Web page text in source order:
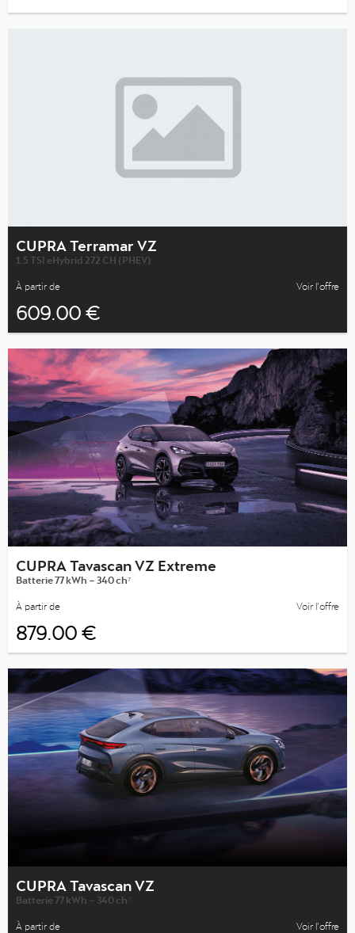
CUPRA Terramar VZ
1.5 TSI eHybrid 272 CH (PHEV)
À partir de
609.00 €
Voir l’offre
CUPRA Tavascan VZ Extreme
Batterie 77 kWh – 340 ch⁷
À partir de
879.00 €
Voir l’offre
CUPRA Tavascan VZ
Batterie 77 kWh – 340 ch⁷
À partir de Voir l’offre